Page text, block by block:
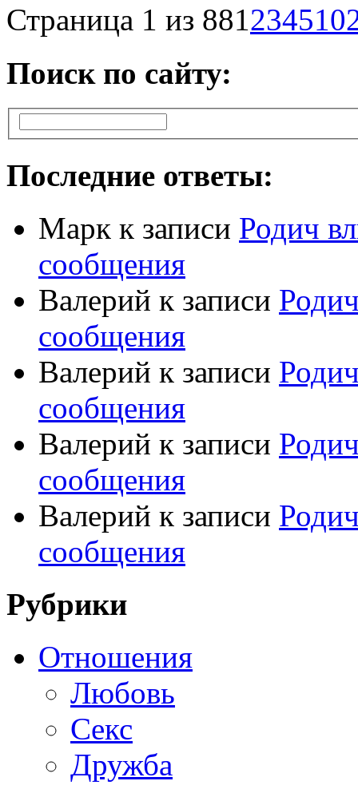
Страница 1 из 881234510
Поиск по сайту:
Последние ответы:
Марк к записи Родич
сообщения
Валерий к записи
сообщения
Валерий к записи
сообщения
Валерий к записи
сообщения
Валерий к записи
сообщения
Рубрики
Отношения
Любовь
Секс
Дружба